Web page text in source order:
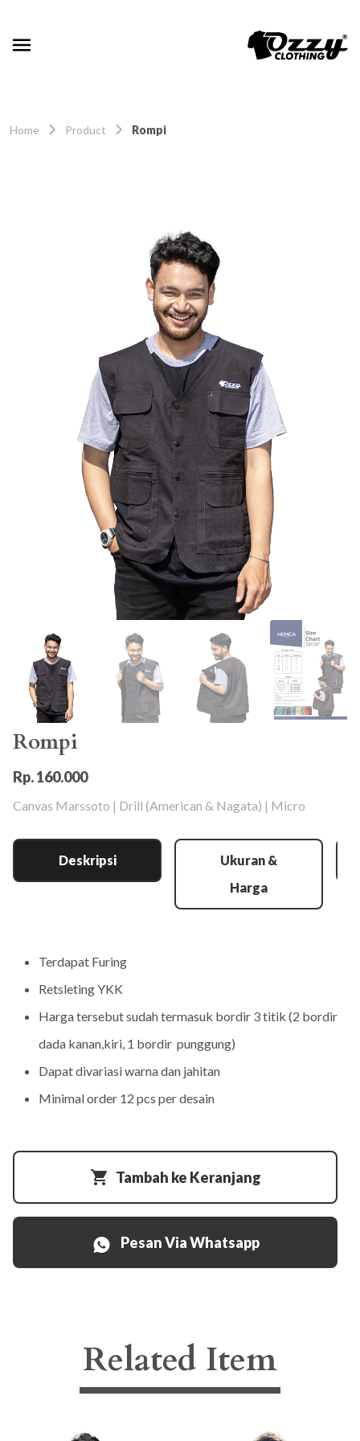
Home Product Rompi
Rompi
Rp. 160.000
Canvas Marssoto | Drill (American & Nagata) | Micro
Deskripsi
Ukuran &
Harga
Terdapat Furing
Retsleting YKK
Harga tersebut sudah termasuk bordir 3 titik (2 bordir
dada kanan,kiri, 1 bordir punggung)
Dapat divariasi warna dan jahitan
Minimal order 12 pcs per desain
Tambah ke Keranjang
Pesan Via Whatsapp
Related Item